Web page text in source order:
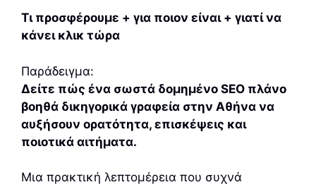
Τι προσφέρουμε + για ποιον είναι + γιατί να
κάνει κλικ τώρα
Παράδειγμα:
Δείτε πώς ένα σωστά δομημένο SEO πλάνο
βοηθά δικηγορικά γραφεία στην Αθήνα να
αυξήσουν ορατότητα, επισκέψεις και
ποιοτικά αιτήματα.
Μια πρακτική λεπτομέρεια που συχνά